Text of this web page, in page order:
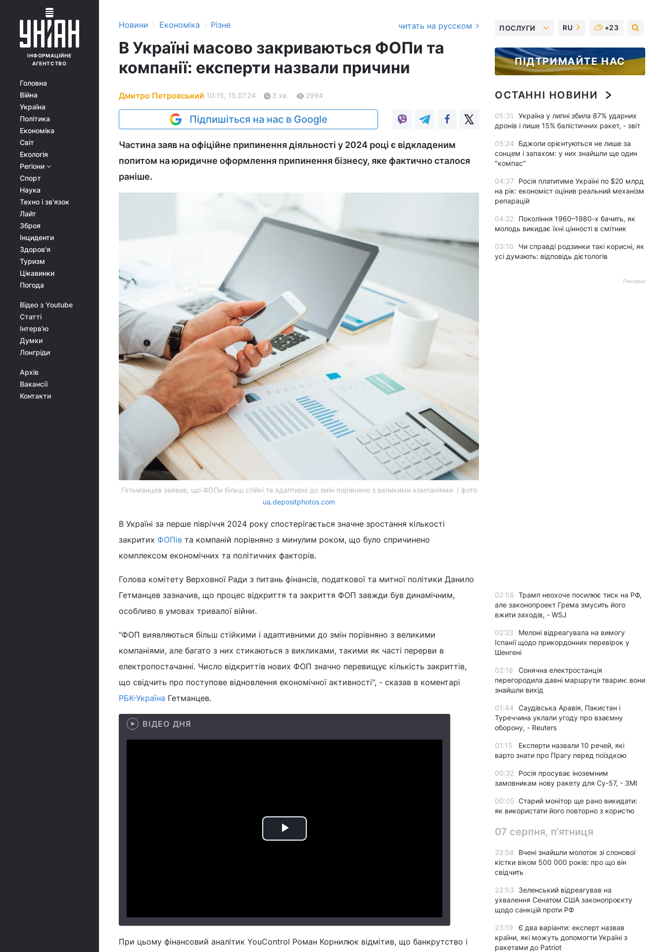
ІНФОРМАЦІЙНЕ
АГЕНТСТВО
Головна
Війна
Україна
Політика
Економіка
Світ
Екологія
Регіони
Спорт
Наука
Техно і зв'язок
Лайт
Зброя
Інциденти
Здоров'я
Туризм
Цікавинки
Погода
Відео з Youtube
Статті
Інтерв'ю
Думки
Лонгріди
Архів
Вакансії
Контакти
Новини › Економіка › Різне читать на русском
В Україні масово закриваються ФОПи та
компанії: експерти назвали причини
Дмитро Петровський 10:15, 15.07.24 3 хв. 2994
Підпишіться на нас в Google
Частина заяв на офіційне припинення діяльності у 2024 році є відкладеним
попитом на юридичне оформлення припинення бізнесу, яке фактично сталося
раніше.
Гетьманцев заявив, що ФОПи більш стійкі та адаптивні до змін порівняно з великими компаніями / фото
ua.depositphotos.com
В Україні за перше півріччя 2024 року спостерігається значне зростання кількості
закритих ФОПів та компаній порівняно з минулим роком, що було спричинено
комплексом економічних та політичних факторів.
Голова комітету Верховної Ради з питань фінансів, податкової та митної політики Данило
Гетманцев зазначив, що процес відкриття та закриття ФОП завжди був динамічним,
особливо в умовах тривалої війни.
"ФОП виявляються більш стійкими і адаптивними до змін порівняно з великими
компаніями, але багато з них стикаються з викликами, такими як часті перерви в
електропостачанні. Число відкриттів нових ФОП значно перевищує кількість закриттів,
що свідчить про поступове відновлення економічної активності", - сказав в коментарі
РБК-Україна Гетманцев.
ВІДЕО ДНЯ
Play
При цьому фінансовий аналітик YouControl Роман Корнилюк відмітив, що банкрутство і
ПОСЛУГИ RU +23
ПІДТРИМАЙТЕ НАС
ОСТАННІ НОВИНИ
05:31
Україна у липні збила 87% ударних
дронів і лише 15% балістичних ракет, - звіт
05:24
Бджоли орієнтуються не лише за
сонцем і запахом: у них знайшли ще один
"компас"
04:37
Росія платитиме Україні по $20 млрд
на рік: економіст оцінив реальний механізм
репарацій
04:22
Покоління 1960–1980-х бачить, як
молодь викидає їхні цінності в смітник
03:10
Чи справді родзинки такі корисні, як
усі думають: відповідь дієтологів
Реклама
02:56 Трамп неохоче посилює тиск на РФ,
але законопроект Грема змусить його
вжити заходів, - WSJ
02:23
Мелоні відреагувала на вимогу
Іспанії щодо прикордонних перевірок у
Шенгені
02:18
Сонячна електростанція
перегородила давні маршрути тварин: вони
знайшли вихід
01:44
Саудівська Аравія, Пакистан і
Туреччина уклали угоду про взаємну
оборону, - Reuters
01:15
Експерти назвали 10 речей, які
варто знати про Прагу перед поїздкою
00:32
Росія просуває іноземним
замовникам нову ракету для Су-57, - ЗМІ
00:05 Старий монітор ще рано викидати:
як використати його повторно з користю
07 серпня, п'ятниця
23:58
Вчені знайшли молоток зі слонової
кістки віком 500 000 років: про що він
свідчить
23:53
Зеленський відреагував на
ухвалення Сенатом США законопроєкту
щодо санкцій проти РФ
23:19
Є два варіанти: експерт назвав
країни, які можуть допомогти Україні з
ракетами до Patriot